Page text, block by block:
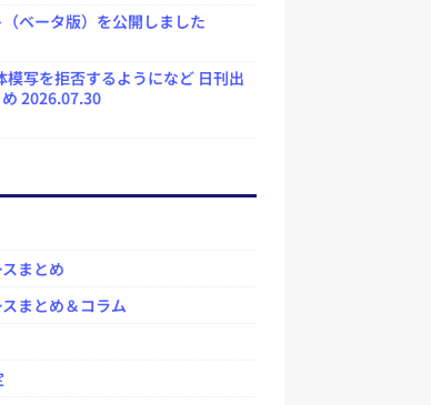
ベータ版）を公開しました
写を拒否するようになど 日刊出
2026.07.30
まとめ
まとめ＆コラム